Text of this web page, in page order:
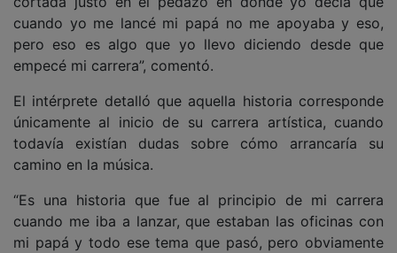
cuando yo me lancé mi papá no me apoyaba y eso,
pero eso es algo que yo llevo diciendo desde que
empecé mi carrera”, comentó.
El intérprete detalló que aquella historia corresponde
únicamente al inicio de su carrera artística, cuando
todavía existían dudas sobre cómo arrancaría su
camino en la música.
“Es una historia que fue al principio de mi carrera
cuando me iba a lanzar, que estaban las oficinas con
mi papá y todo ese tema que pasó, pero obviamente